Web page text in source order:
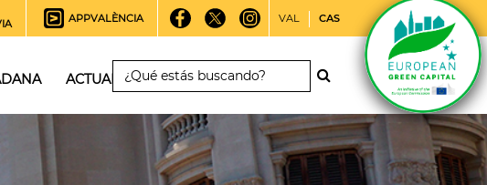
APPVALÈNCIA VAL CAS
ACTUALIDAD